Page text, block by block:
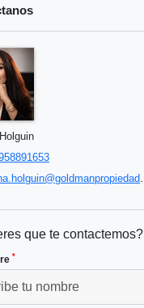
que te contactemos?
*